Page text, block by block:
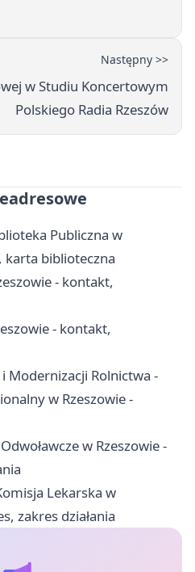
Następny >>
w Studiu Koncertowym
Polskiego Radia Rzeszów
Publiczna w
karta biblioteczna
- kontakt,
- kontakt,
Modernizacji Rolnictwa -
w Rzeszowie -
w Rzeszowie -
Lekarska w
zakres działania